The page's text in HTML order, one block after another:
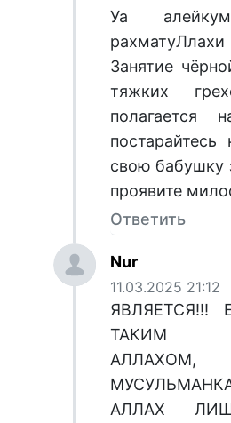
Уа
Занятие
тяжких
полагается
свою бабушку
проявите
Ответить
Nur
11.03.2025 21:12
ЯВЛЯЕТСЯ!!!
ТАКИМ
АЛЛАХ